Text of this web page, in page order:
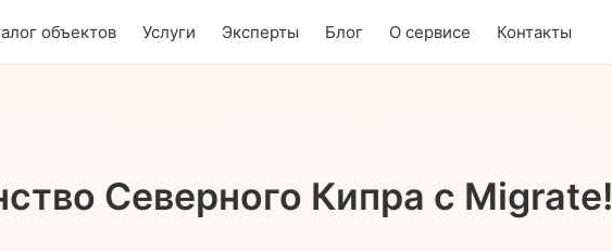
объектов Услуги Эксперты Блог О сервисе Контакты
Северного Кипра с Migrate!